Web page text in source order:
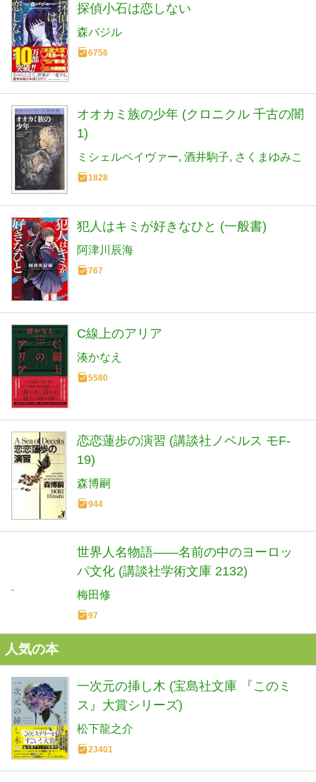
探偵小石は恋しない
森バジル
6756
オオカミ族の少年 (クロニクル 千古の闇
1)
ミシェルペイヴァー 酒井駒子 さくまゆみこ
1828
犯人はキミが好きなひと (一般書)
阿津川辰海
767
C線上のアリア
湊かなえ
5580
恋恋蓮歩の演習 (講談社ノベルス モF-
19)
森博嗣
944
世界人名物語――名前の中のヨーロッ
パ文化 (講談社学術文庫 2132)
梅田修
97
人気の本
一次元の挿し木 (宝島社文庫 『このミ
ス』大賞シリーズ)
松下龍之介
23401